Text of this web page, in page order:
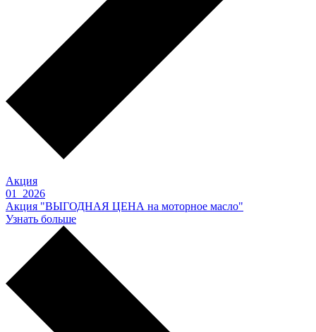
Акция
01 2026
Акция "ВЫГОДНАЯ ЦЕНА на моторное масло"
Узнать больше